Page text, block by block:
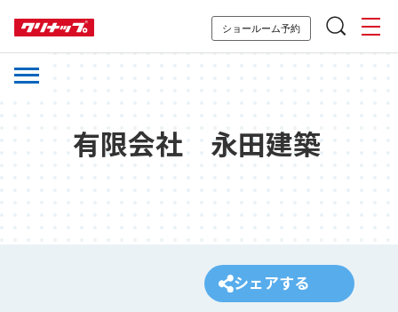
ショールーム予約
有限会社 永田建築
シェアする